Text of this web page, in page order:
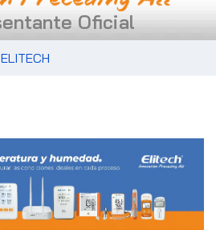
Oficial
ELITECH